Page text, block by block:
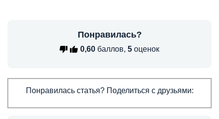
Понравилась?
0,60 баллов, 5 оценок
Понравилась статья? Поделиться с друзьями: